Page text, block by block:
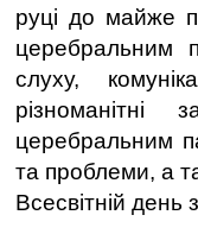
руці до майже
церебральним
слуху,
церебральним
та проблеми, а
Всесвітній день